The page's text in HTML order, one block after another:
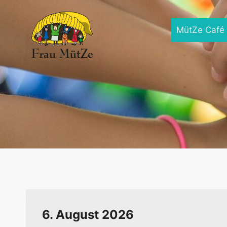
springen
MütZe Café
6. August 2026